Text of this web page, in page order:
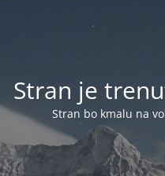
Stran je
Stran bo kmalu na